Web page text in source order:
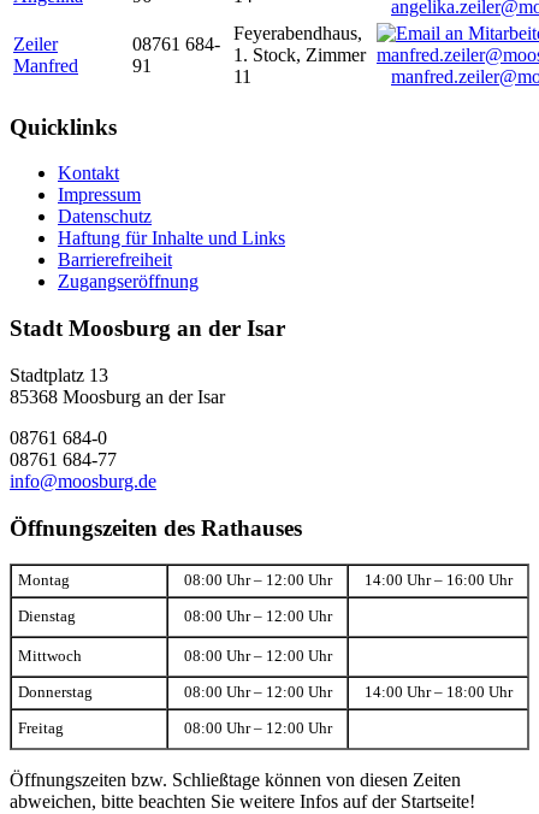
Zeiler
Manfred
08761 684-
91
Feyerabendhaus,
1. Stock, Zimmer
11
Quicklinks
Kontakt
Impressum
Datenschutz
Haftung für Inhalte und Links
Barrierefreiheit
Zugangseröffnung
Stadt Moosburg an der Isar
Stadtplatz 13
85368 Moosburg an der Isar
08761 684-0
08761 684-77
info@moosburg.de
Öffnungszeiten des Rathauses
Montag 08:00 Uhr – 12:00 Uhr 14:00 Uhr – 16:00 Uhr
Dienstag 08:00 Uhr – 12:00 Uhr
Mittwoch 08:00 Uhr – 12:00 Uhr
Donnerstag 08:00 Uhr – 12:00 Uhr 14:00 Uhr – 18:00 Uhr
Freitag 08:00 Uhr – 12:00 Uhr
Öffnungszeiten bzw. Schließtage können von diesen Zeiten
abweichen, bitte beachten Sie weitere Infos auf der Startseite!